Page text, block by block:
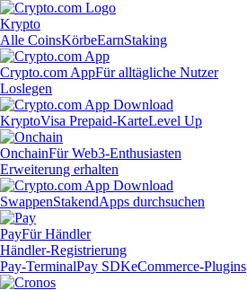
Krypto
Alle CoinsKörbeEarnStaking
Crypto.com AppFür alltägliche Nutzer
Loslegen
KryptoVisa Prepaid-KarteLevel Up
OnchainFür Web3-Enthusiasten
Erweiterung erhalten
SwappenStakendApps durchsuchen
PayFür Händler
Händler-Registrierung
Pay-TerminalPay SDKeCommerce-Plugins